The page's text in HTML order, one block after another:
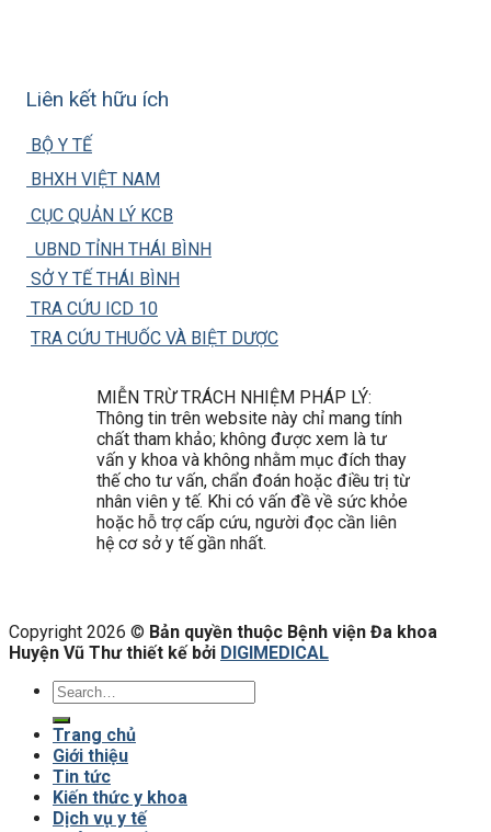
Liên kết hữu ích
BỘ Y TẾ
BHXH VIỆT NAM
CỤC QUẢN LÝ KCB
UBND TỈNH THÁI BÌNH
SỞ Y TẾ THÁI BÌNH
TRA CỨU ICD 10
TRA CỨU THUỐC VÀ BIỆT DƯỢC
MIỄN TRỪ TRÁCH NHIỆM PHÁP LÝ:
Thông tin trên website này chỉ mang tính
chất tham khảo; không được xem là tư
vấn y khoa và không nhằm mục đích thay
thế cho tư vấn, chẩn đoán hoặc điều trị từ
nhân viên y tế. Khi có vấn đề về sức khỏe
hoặc hỗ trợ cấp cứu, người đọc cần liên
hệ cơ sở y tế gần nhất.
Copyright 2026 © Bản quyền thuộc Bệnh viện Đa khoa
Huyện Vũ Thư thiết kế bởi DIGIMEDICAL
Trang chủ
Giới thiệu
Tin tức
Kiến thức y khoa
Dịch vụ y tế